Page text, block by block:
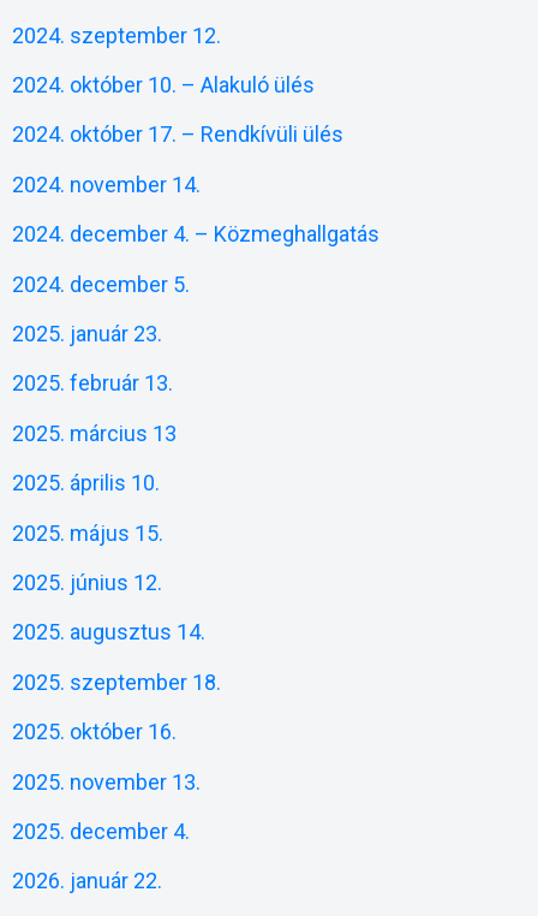
2024. szeptember 12.
2024. október 10. – Alakuló ülés
2024. október 17. – Rendkívüli ülés
2024. november 14.
2024. december 4. – Közmeghallgatás
2024. december 5.
2025. január 23.
2025. február 13.
2025. március 13
2025. április 10.
2025. május 15.
2025. június 12.
2025. augusztus 14.
2025. szeptember 18.
2025. október 16.
2025. november 13.
2025. december 4.
2026. január 22.